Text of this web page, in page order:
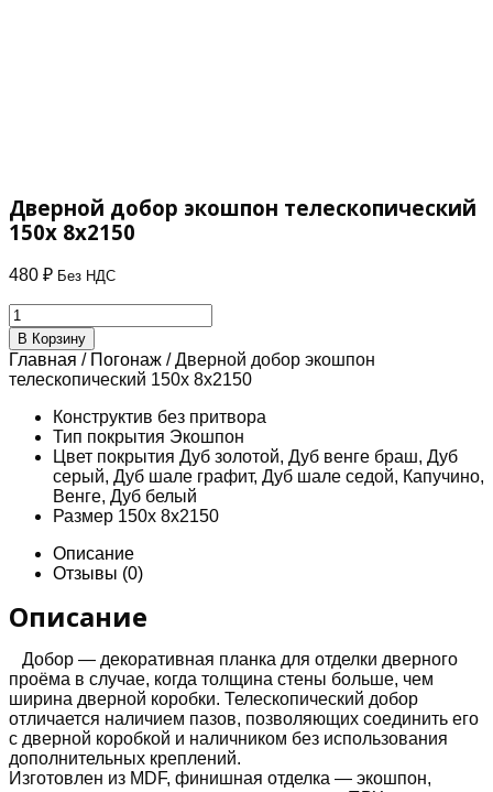
Дверной добор экошпон телескопический
150х 8х2150
480 ₽ Без НДС
Количество
товара
Дверной
добор
экошпон
телескопический
150х
8х2150
В Корзину
Главная / Погонаж / Дверной добор экошпон
телескопический 150х 8х2150
Конструктив без притвора
Тип покрытия Экошпон
Цвет покрытия Дуб золотой, Дуб венге браш, Дуб
серый, Дуб шале графит, Дуб шале седой, Капучино,
Венге, Дуб белый
Размер 150х 8х2150
Описание
Отзывы (0)
Описание
Добор — декоративная планка для отделки дверного
проёма в случае, когда толщина стены больше, чем
ширина дверной коробки. Телескопический добор
отличается наличием пазов, позволяющих соединить его
с дверной коробкой и наличником без использования
дополнительных креплений.
Изготовлен из MDF, финишная отделка — экошпон,